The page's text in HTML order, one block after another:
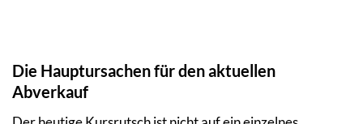
Die Hauptursachen für den aktuellen
Abverkauf